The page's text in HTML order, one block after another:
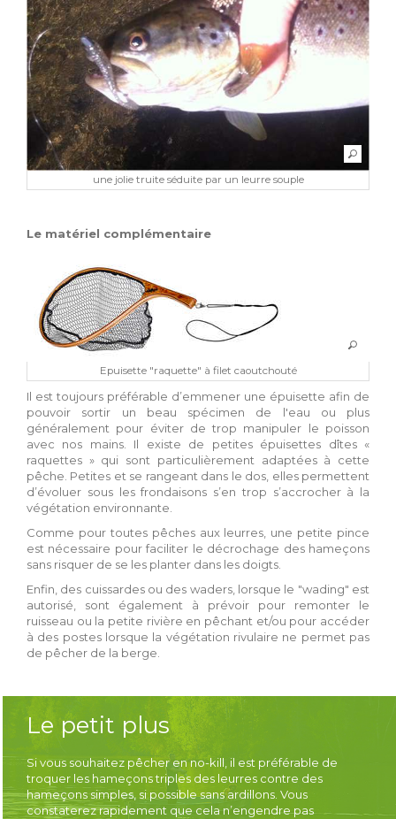
une jolie truite séduite par un leurre souple
Le matériel complémentaire
Epuisette "raquette" à filet caoutchouté
Il est toujours préférable d’emmener une épuisette afin de
pouvoir sortir un beau spécimen de l'eau ou plus
généralement pour éviter de trop manipuler le poisson
avec nos mains. Il existe de petites épuisettes dîtes «
raquettes » qui sont particulièrement adaptées à cette
pêche. Petites et se rangeant dans le dos, elles permettent
d’évoluer sous les frondaisons s’en trop s’accrocher à la
végétation environnante.
Comme pour toutes pêches aux leurres, une petite pince
est nécessaire pour faciliter le décrochage des hameçons
sans risquer de se les planter dans les doigts.
Enfin, des cuissardes ou des waders, lorsque le "wading" est
autorisé, sont également à prévoir pour remonter le
ruisseau ou la petite rivière en pêchant et/ou pour accéder
à des postes lorsque la végétation rivulaire ne permet pas
de pêcher de la berge.
Le petit plus
Si vous souhaitez pêcher en no-kill, il est préférable de
troquer les hameçons triples des leurres contre des
hameçons simples, si possible sans ardillons. Vous
constaterez rapidement que cela n’engendre pas